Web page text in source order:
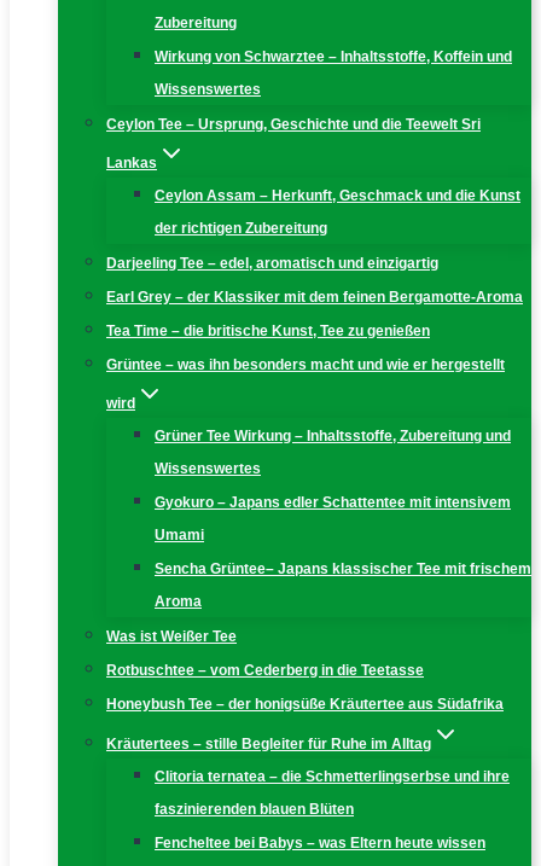
Zubereitung
Wirkung von Schwarztee – Inhaltsstoffe, Koffein und
Wissenswertes
Ceylon Tee – Ursprung, Geschichte und die Teewelt Sri
Lankas
Ceylon Assam – Herkunft, Geschmack und die Kunst
der richtigen Zubereitung
Darjeeling Tee – edel, aromatisch und einzigartig
Earl Grey – der Klassiker mit dem feinen Bergamotte-Aroma
Tea Time – die britische Kunst, Tee zu genießen
Grüntee – was ihn besonders macht und wie er hergestellt
wird
Grüner Tee Wirkung – Inhaltsstoffe, Zubereitung und
Wissenswertes
Gyokuro – Japans edler Schattentee mit intensivem
Umami
Sencha Grüntee– Japans klassischer Tee mit frischem
Aroma
Was ist Weißer Tee
Rotbuschtee – vom Cederberg in die Teetasse
Honeybush Tee – der honigsüße Kräutertee aus Südafrika
Kräutertees – stille Begleiter für Ruhe im Alltag
Clitoria ternatea – die Schmetterlingserbse und ihre
faszinierenden blauen Blüten
Fencheltee bei Babys – was Eltern heute wissen